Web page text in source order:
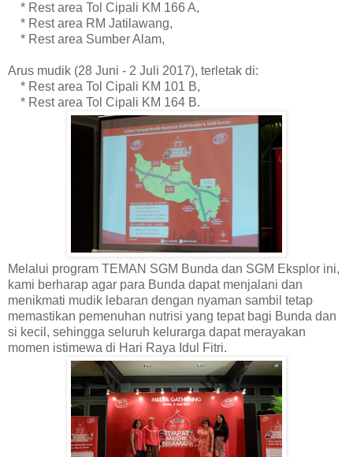
* Rest area Tol Cipali KM 166 A,
* Rest area RM Jatilawang,
* Rest area Sumber Alam,
Arus mudik (28 Juni - 2 Juli 2017), terletak di:
* Rest area Tol Cipali KM 101 B,
* Rest area Tol Cipali KM 164 B.
Melalui program TEMAN SGM Bunda dan SGM Eksplor ini,
kami berharap agar para Bunda dapat menjalani dan
menikmati mudik lebaran dengan nyaman sambil tetap
memastikan pemenuhan nutrisi yang tepat bagi Bunda dan
si kecil, sehingga seluruh kelurarga dapat merayakan
momen istimewa di Hari Raya Idul Fitri.